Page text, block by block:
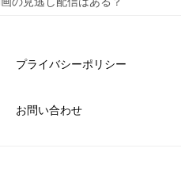
プライバシーポリシー
お問い合わせ